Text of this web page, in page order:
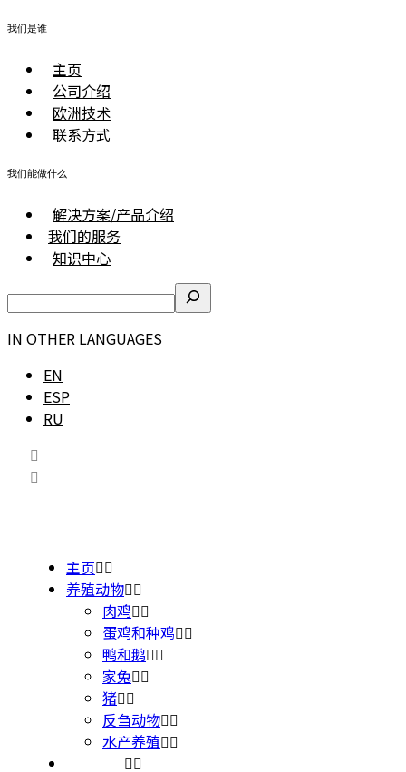
我们是谁
主页
公司介绍
欧洲技术
联系方式
我们能做什么
解决方案/产品介绍
我们的服务
知识中心
IN OTHER LANGUAGES
EN
ESP
RU
主页
养殖动物
肉鸡
蛋鸡和种鸡
鸭和鹅
家兔
猪
反刍动物
水产养殖